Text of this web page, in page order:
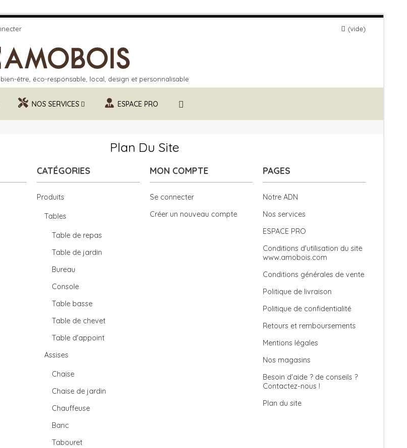
vide
être, éco-responsable, local, design et personnalisable
NOS SERVICES ESPACE PRO
Plan Du Site
CATÉGORIES
Produits
Tables
Table de repas
Table de jardin
Bureau
Console
Table basse
Table de chevet
Table d'appoint
Assises
Chaise
Chaise de jardin
Chauffeuse
Banc
Tabouret
MON COMPTE
Se connecter
Créer un nouveau compte
PAGES
Notre ADN
Nos services
ESPACE PRO
Conditions d'utilisation du site
www.amobois.com
Conditions générales de vente
Politique de livraison
Politique de confidentialité
Retours et remboursements
Mentions légales
Nos magasins
Besoin d'aide ? de conseils ?
Contactez-nous !
Plan du site